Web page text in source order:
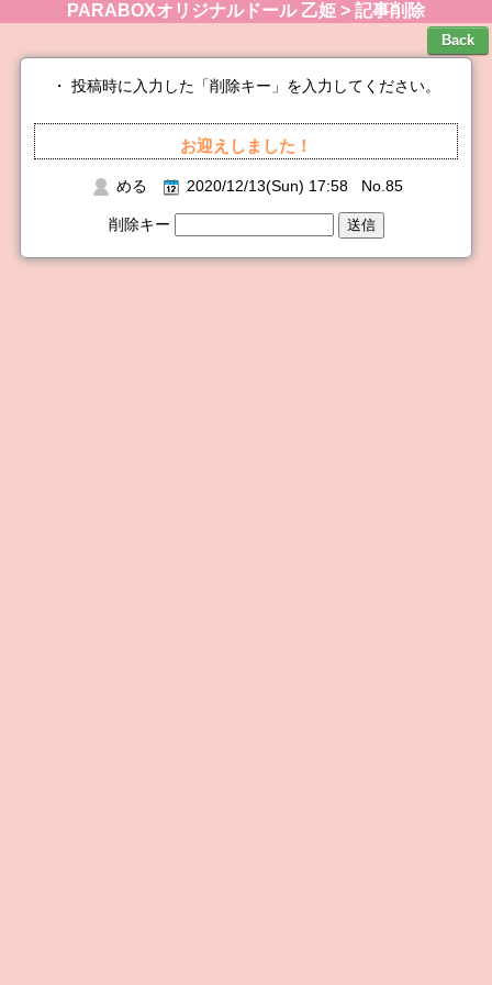
PARABOXオリジナルドール 乙姫 > 記事削除
・ 投稿時に入力した「削除キー」を入力してください。
お迎えしました！
める 2020/12/13(Sun) 17:58 No.85
削除キー